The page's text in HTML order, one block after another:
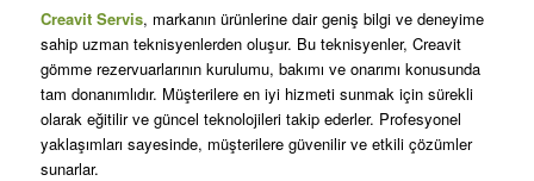
Creavit Servis, markanın ürünlerine dair geniş bilgi ve deneyime
sahip uzman teknisyenlerden oluşur. Bu teknisyenler, Creavit
gömme rezervuarlarının kurulumu, bakımı ve onarımı konusunda
tam donanımlıdır. Müşterilere en iyi hizmeti sunmak için sürekli
olarak eğitilir ve güncel teknolojileri takip ederler. Profesyonel
yaklaşımları sayesinde, müşterilere güvenilir ve etkili çözümler
sunarlar.